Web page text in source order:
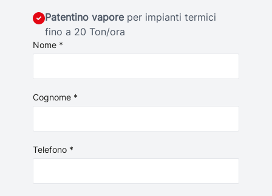
Patentino vaporeper impianti termici
fino a 20 Ton/ora
Nome *
Cognome *
Telefono *